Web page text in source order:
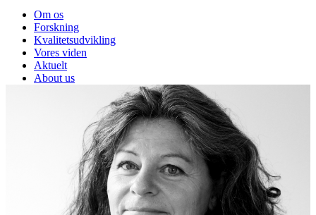
Om os
Forskning
Kvalitetsudvikling
Vores viden
Aktuelt
About us